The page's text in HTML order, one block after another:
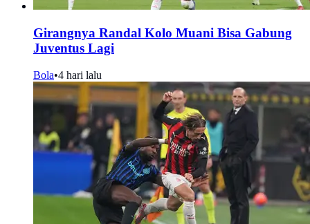
Girangnya Randal Kolo Muani Bisa Gabung
Juventus Lagi
Bola•4 hari lalu